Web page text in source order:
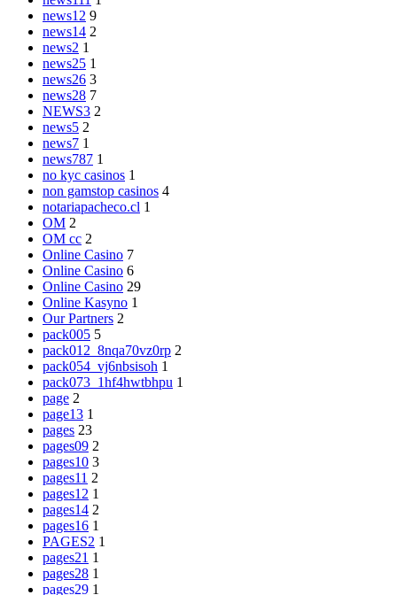
news12 9
news14 2
news2 1
news25 1
news26 3
news28 7
NEWS3 2
news5 2
news7 1
news787 1
no kyc casinos 1
non gamstop casinos 4
notariapacheco.cl 1
OM 2
OM cc 2
Online Casino 7
Online Casino 6
Online Casino 29
Online Kasyno 1
Our Partners 2
pack005 5
pack012_8nqa70vz0rp 2
pack054_vj6nbsisoh 1
pack073_1hf4hwtbhpu 1
page 2
page13 1
pages 23
pages09 2
pages10 3
pages11 2
pages12 1
pages14 2
pages16 1
PAGES2 1
pages21 1
pages28 1
pages29 1